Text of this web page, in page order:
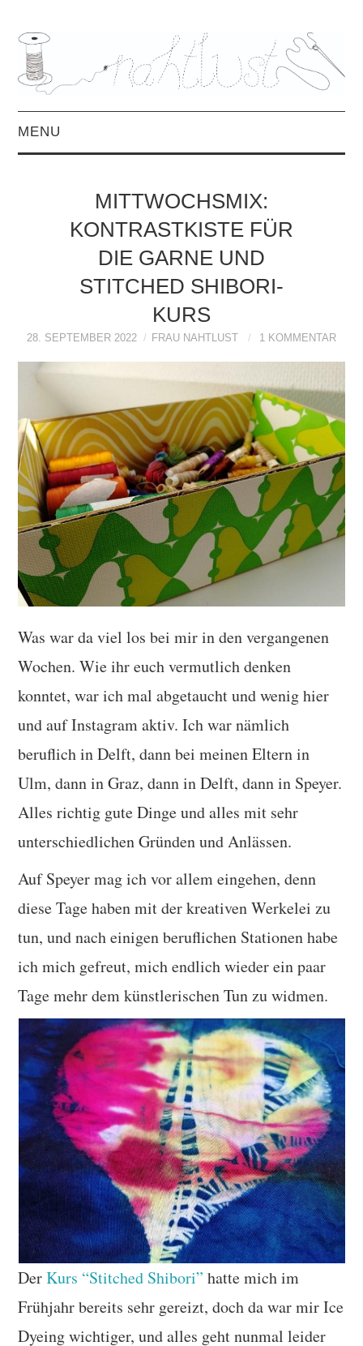
MENU
MITTWOCHSMIX &
INTERVIEWS
FREEBOOKS &
TUTORIALS
WORKSHOPS
PAPIERLIEBE AM
MONTAG
IMPRESSUM
DATENSCHUTZ
MITTWOCHSMIX:
KONTRASTKISTE FÜR
DIE GARNE UND
STITCHED SHIBORI-
KURS
28. SEPTEMBER 2022 FRAU NAHTLUST 1 KOMMENTAR
Was war da viel los bei mir in den vergangenen
Wochen. Wie ihr euch vermutlich denken
konntet, war ich mal abgetaucht und wenig hier
und auf Instagram aktiv. Ich war nämlich
beruflich in Delft, dann bei meinen Eltern in
Ulm, dann in Graz, dann in Delft, dann in Speyer.
Alles richtig gute Dinge und alles mit sehr
unterschiedlichen Gründen und Anlässen.
Auf Speyer mag ich vor allem eingehen, denn
diese Tage haben mit der kreativen Werkelei zu
tun, und nach einigen beruflichen Stationen habe
ich mich gefreut, mich endlich wieder ein paar
Tage mehr dem künstlerischen Tun zu widmen.
DerKurs “Stitched Shibori” hatte mich im
Frühjahr bereits sehr gereizt, doch da war mir Ice
Dyeing wichtiger, und alles geht nunmal leider